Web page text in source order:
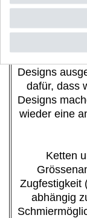
Um eine
garantieren,
Designs
dafür, dass
Designs
wieder eine
Ketten
Zugfestigkeit
abhängig